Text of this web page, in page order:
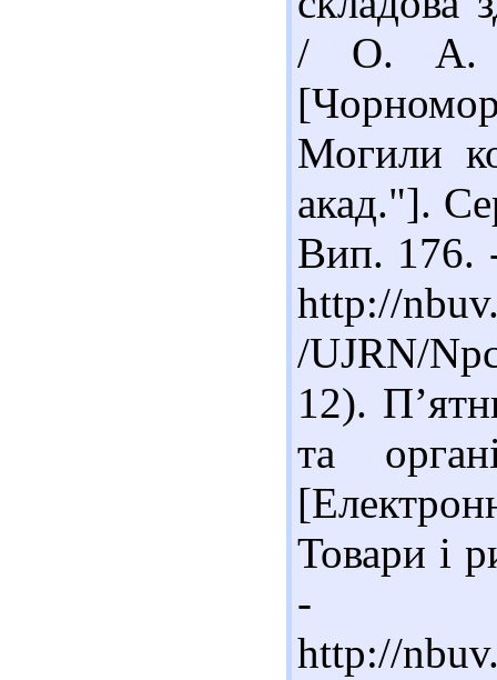
/ О. А.
Могили
акад."].
Вип. 176.
http://
/UJRN/
12).
та
Товари і
-
http://